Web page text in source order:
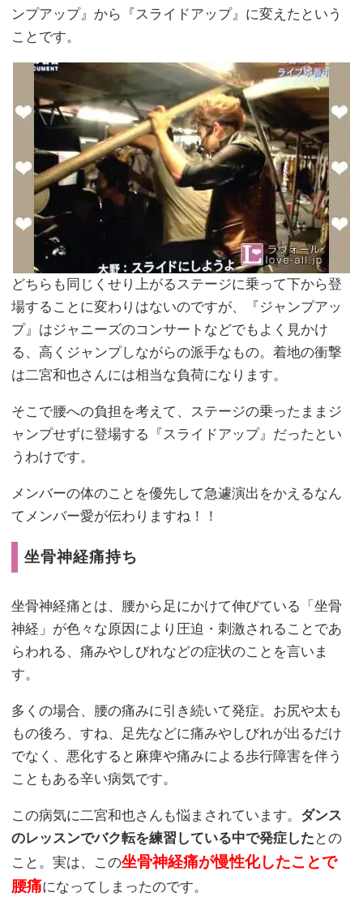
ンプアップ』から『スライドアップ』に変えたという
ことです。
どちらも同じくせり上がるステージに乗って下から登
場することに変わりはないのですが、『ジャンプアッ
プ』はジャニーズのコンサートなどでもよく見かけ
る、高くジャンプしながらの派手なもの。着地の衝撃
は二宮和也さんには相当な負荷になります。
そこで腰への負担を考えて、ステージの乗ったままジ
ャンプせずに登場する『スライドアップ』だったとい
うわけです。
メンバーの体のことを優先して急遽演出をかえるなん
てメンバー愛が伝わりますね！！
坐骨神経痛持ち
坐骨神経痛とは、腰から足にかけて伸びている「坐骨
神経」が色々な原因により圧迫・刺激されることであ
らわれる、痛みやしびれなどの症状のことを言いま
す。
多くの場合、腰の痛みに引き続いて発症。お尻や太も
もの後ろ、すね、足先などに痛みやしびれが出るだけ
でなく、悪化すると麻痺や痛みによる歩行障害を伴う
こともある辛い病気です。
この病気に二宮和也さんも悩まされています。 ダンス
のレッスンでバク転を練習している中で発症した との
こと。実は、この坐骨神経痛が慢性化したことで
腰痛になってしまったのです。